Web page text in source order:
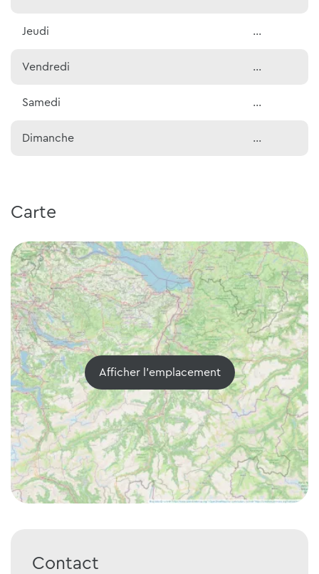
Jeudi ...
Vendredi ...
Samedi ...
Dimanche ...
Carte
Afficher l'emplacement
Contact